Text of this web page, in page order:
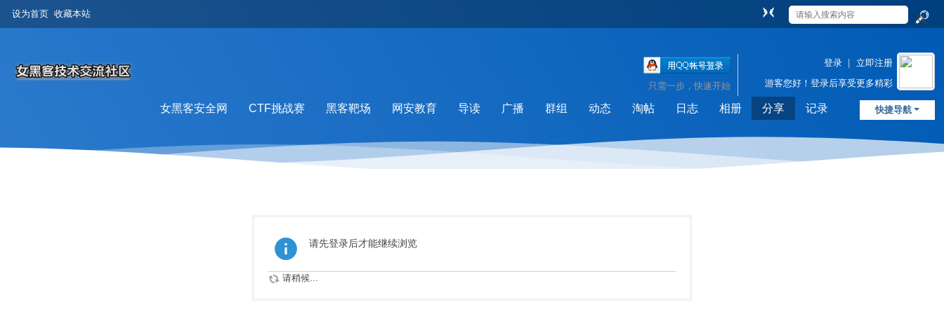
设为首页 收藏本站
索
登录
立即注册
游客您好！登录后享受更多精彩
只需一步，快速开始
快捷导航
女黑客安全网 CTF挑战赛 黑客靶场 网安教育 导读 广播 群组 动态 淘帖 日志 相册 分享
记录
请先登录后才能继续浏览
请稍候...